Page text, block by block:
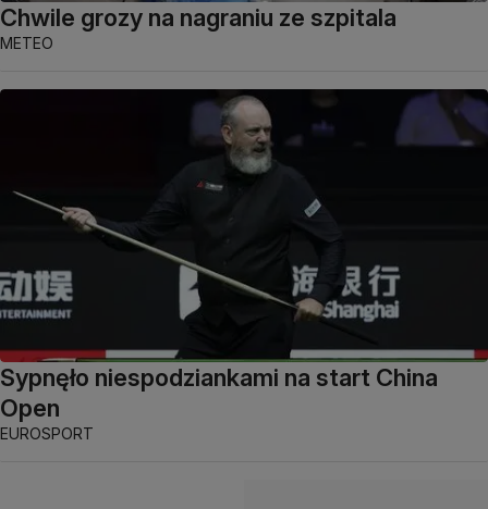
Chwile grozy na nagraniu ze szpitala
METEO
Sypnęło niespodziankami na start China
Open
EUROSPORT